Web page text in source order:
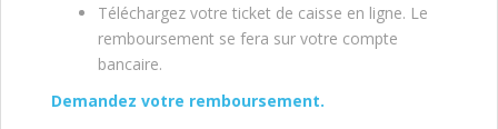
Téléchargez votre ticket de caisse en ligne. Le
remboursement se fera sur votre compte
bancaire.
Demandez votre remboursement.